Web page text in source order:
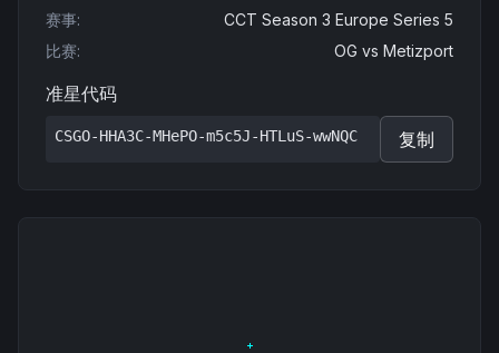
赛事:
CCT Season 3 Europe Series 5
比赛: OG vs Metizport
准星代码
CSGO-HHA3C-MHePO-m5c5J-HTLuS-wwNQC 复制